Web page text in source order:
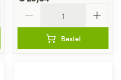
Bestel